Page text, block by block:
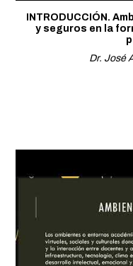
INTRODUCCIÓN.
y seguros en la
Dr. José